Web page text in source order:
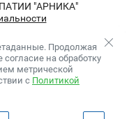
"АРНИКА"
Продолжая
на обработку
метрической
с Политикой